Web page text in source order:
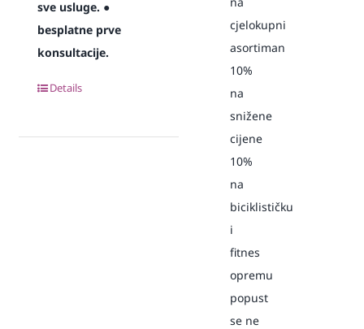
sve usluge. ●
besplatne prve
konsultacije.
Details
cjelokupni
asortiman
10%
na
snižene
cijene
10%
na
biciklističku
i
fitnes
opremu
popust
se ne